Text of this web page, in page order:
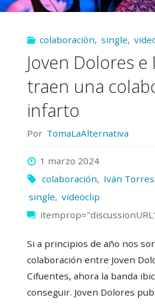
colaboración, single,
Joven Dolores
traen una
infarto
Por TomaLaAlternativa
1 marzo 2024
colaboración, Iván Torres
single, videoclip
Si a principios de año nos
colaboración entre Joven
Cifuentes, ahora la banda
conseguir. Joven Dolores